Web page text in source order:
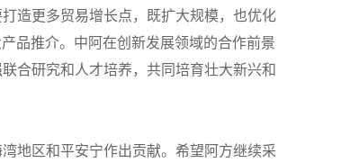
造更多贸易增长点，既扩大规模，也优化
品推介。中阿在创新发展领域的合作前景
合研究和人才培养，共同培育壮大新兴和
地区和平安宁作出贡献。希望阿方继续采